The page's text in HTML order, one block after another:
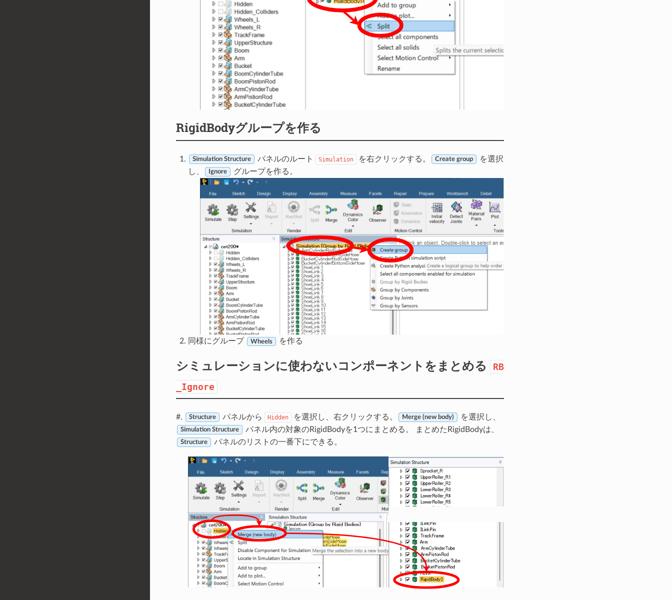
RigidBodyグループを作る
Simulation Structure パネルのルート Simulation を右クリックする。 Create group
を選択
し、
Ignore グループを作る。
同様にグループ Wheels を作る
シミュレーションに使わないコンポーネントをまとめる
RB
_Ignore
#. Structure パネルから Hidden を選択し、右クリックする。 Merge (new body) を選択し、
Simulation Structure パネル内の対象のRigidBodyを1つにまとめる。 まとめたRigidBodyは、
Structure パネルのリストの一番下にできる。